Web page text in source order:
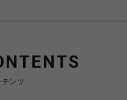
ンツ